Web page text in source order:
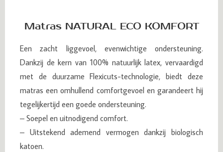
Matras NATURAL ECO KOMFORT
Een zacht liggevoel, evenwichtige ondersteuning.
Dankzij de kern van 100% natuurlijk latex, vervaardigd
met de duurzame Flexicuts-technologie, biedt deze
matras een omhullend comfortgevoel en garandeert hij
tegelijkertijd een goede ondersteuning.
– Soepel en uitnodigend comfort.
– Uitstekend ademend vermogen dankzij biologisch
katoen.